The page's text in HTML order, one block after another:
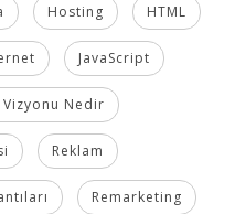
Hosting HTML
JavaScript
Vizyonu Nedir
Reklam
Remarketing